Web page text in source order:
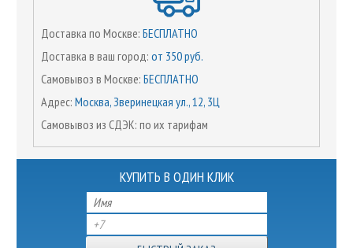
Доставка по Москве: БЕСПЛАТНО
Доставка в ваш город: от 350 руб.
Самовывоз в Москве: БЕСПЛАТНО
Адрес: Москва, Зверинецкая ул., 12, 3Ц
Самовывоз из СДЭК: по их тарифам
КУПИТЬ В ОДИН КЛИК